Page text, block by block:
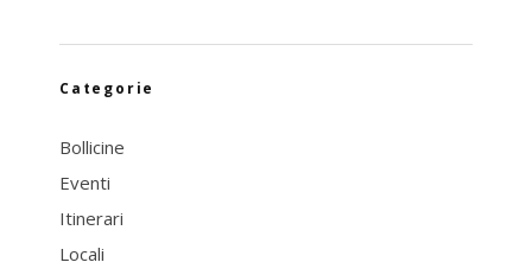
Categorie
Bollicine
Eventi
Itinerari
Locali